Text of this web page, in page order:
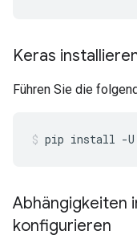
Keras
Führen Sie die
pip install -U
Abhängigkeiten
konfigurieren